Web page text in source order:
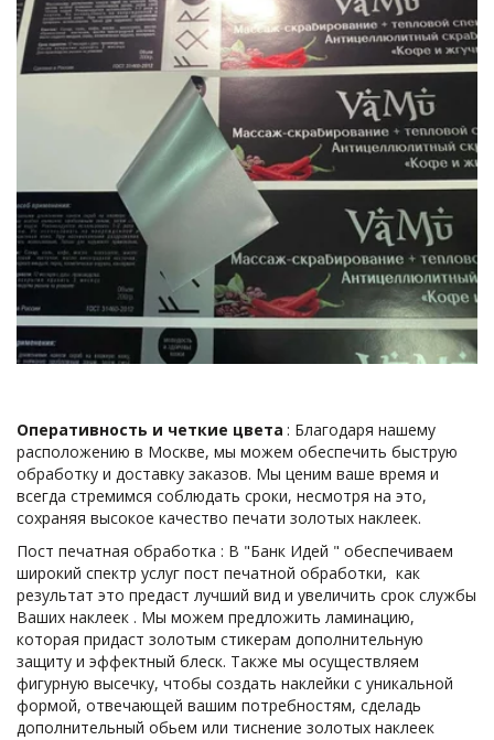
Оперативность и четкие цвета : Благодаря нашему
расположению в Москве, мы можем обеспечить быструю
обработку и доставку заказов. Мы ценим ваше время и
всегда стремимся соблюдать сроки, несмотря на это,
сохраняя высокое качество печати золотых наклеек.
Пост печатная обработка : В "Банк Идей " обеспечиваем
широкий спектр услуг пост печатной обработки,  как
результат это предаст лучший вид и увеличить срок службы
Ваших наклеек . Мы можем предложить ламинацию,
которая придаст золотым стикерам дополнительную
защиту и эффектный блеск. Также мы осуществляем
фигурную высечку, чтобы создать наклейки с уникальной
формой, отвечающей вашим потребностям, сделадь
дополнительный обьем или тиснение золотых наклеек